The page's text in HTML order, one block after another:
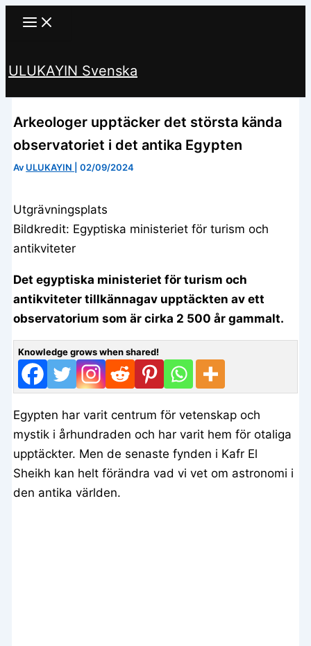
Hoppa
ULUKAYIN Svenska
Arkeologer upptäcker det största kända
observatoriet i det antika Egypten
Av ULUKAYIN |02/09/2024
Utgrävningsplats
Bildkredit: Egyptiska ministeriet för turism och
antikviteter
Det egyptiska ministeriet för turism och
antikviteter tillkännagav upptäckten av ett
observatorium som är cirka 2 500 år gammalt.
Knowledge grows when shared!
Egypten har varit centrum för vetenskap och
mystik i århundraden och har varit hem för otaliga
upptäckter. Men de senaste fynden i Kafr El
Sheikh kan helt förändra vad vi vet om astronomi i
den antika världen.